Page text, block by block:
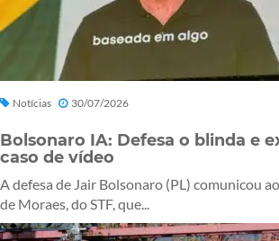
Notícias 30/07/2026
Bolsonaro IA: Defesa o blinda e
caso de vídeo
A defesa de Jair Bolsonaro (PL) comunicou
de Moraes, do STF, que...